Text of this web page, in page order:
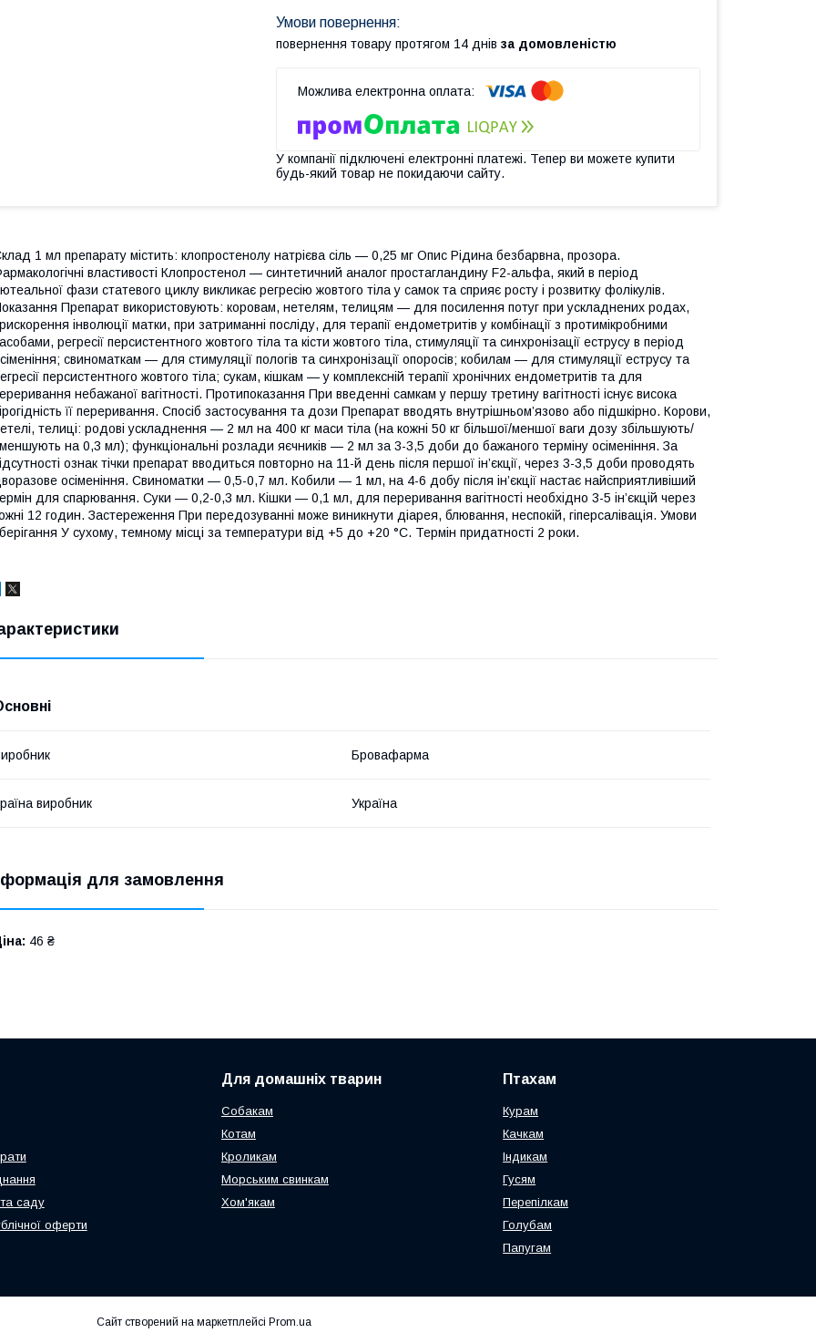
повернення товару протягом 14 днів за домовленістю
У компанії підключені електронні платежі. Тепер ви можете купити
будь-який товар не покидаючи сайту.
1 мл препарату містить: клопростенолу натрієва сіль — 0,25 мг Опис Рідина безбарвна, прозора.
властивості Клопростенол — синтетичний аналог простагландину F2-альфа, який в період
фази статевого циклу викликає регресію жовтого тіла у самок та сприяє росту і розвитку фолікулів.
Препарат використовують: коровам, нетелям, телицям — для посилення потуг при ускладнених родах,
інволюції матки, при затриманні посліду, для терапії ендометритів у комбінації з протимікробними
регресії персистентного жовтого тіла та кісти жовтого тіла, стимуляції та синхронізації еструсу в період
свиноматкам — для стимуляції пологів та синхронізації опоросів; кобилам — для стимуляції еструсу та
персистентного жовтого тіла; сукам, кішкам — у комплексній терапії хронічних ендометритів та для
небажаної вагітності. Протипоказання При введенні самкам у першу третину вагітності існує висока
її переривання. Спосіб застосування та дози Препарат вводять внутрішньом’язово або підшкірно. Корови,
телиці: родові ускладнення — 2 мл на 400 кг маси тіла (на кожні 50 кг більшої/меншої ваги дозу збільшують/
на 0,3 мл); функціональні розлади яєчників — 2 мл за 3-3,5 доби до бажаного терміну осіменіння. За
ознак тічки препарат вводиться повторно на 11-й день після першої ін’єкції, через 3-3,5 доби проводять
осіменіння. Свиноматки — 0,5-0,7 мл. Кобили — 1 мл, на 4-6 добу після ін’єкції настає найсприятливіший
для спарювання. Суки — 0,2-0,3 мл. Кішки — 0,1 мл, для переривання вагітності необхідно 3-5 ін’єкцій через
12 годин. Застереження При передозуванні може виникнути діарея, блювання, неспокій, гіперсалівація. Умови
У сухому, темному місці за температури від +5 до +20 °С. Термін придатності 2 роки.
Бровафарма
виробник Україна
для замовлення
46 ₴
саду
оферти
Для домашніх тварин
Собакам
Котам
Кроликам
Морським свинкам
Хом'якам
Птахам
Курам
Качкам
Індикам
Гусям
Перепілкам
Голубам
Папугам
Сайт створений на маркетплейсі Prom.ua